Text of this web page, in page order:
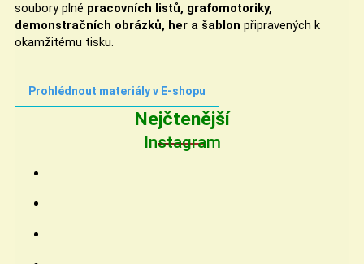
soubory plné pracovních listů, grafomotoriky,
demonstračních obrázků, her a šablon připravených k
okamžitému tisku.
Prohlédnout materiály v E-shopu
Nejčtenější
Instagram